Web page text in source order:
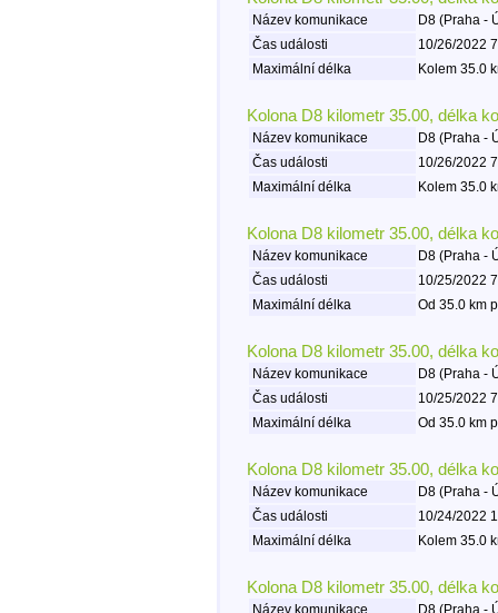
Název komunikace
D8 (Praha -
Čas události
10/26/2022
Maximální délka
Kolem 35.0
Kolona D8 kilometr 35.00, délka
Název komunikace
D8 (Praha -
Čas události
10/26/2022
Maximální délka
Kolem 35.0
Kolona D8 kilometr 35.00, délka
Název komunikace
D8 (Praha -
Čas události
10/25/2022
Maximální délka
Od 35.0 km
Kolona D8 kilometr 35.00, délka
Název komunikace
D8 (Praha -
Čas události
10/25/2022
Maximální délka
Od 35.0 km
Kolona D8 kilometr 35.00, délka
Název komunikace
D8 (Praha -
Čas události
10/24/2022
Maximální délka
Kolem 35.0
Kolona D8 kilometr 35.00, délka
Název komunikace
D8 (Praha -